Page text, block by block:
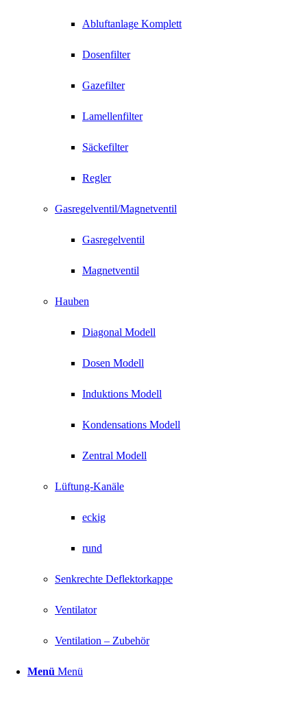
Abluftanlage Komplett
Dosenfilter
Gazefilter
Lamellenfilter
Säckefilter
Regler
Gasregelventil/Magnetventil
Gasregelventil
Magnetventil
Hauben
Diagonal Modell
Dosen Modell
Induktions Modell
Kondensations Modell
Zentral Modell
Lüftung-Kanäle
eckig
rund
Senkrechte Deflektorkappe
Ventilator
Ventilation – Zubehör
Menü Menü